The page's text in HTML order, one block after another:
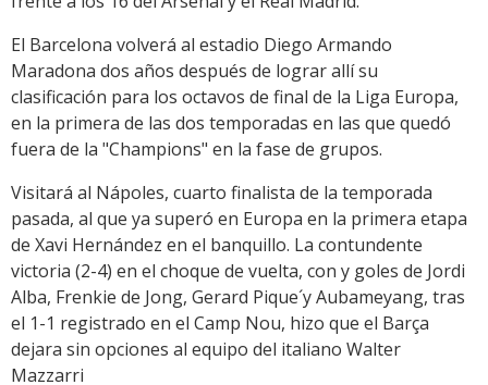
El Barcelona volverá al estadio Diego Armando
Maradona dos años después de lograr allí su
clasificación para los octavos de final de la Liga Europa,
en la primera de las dos temporadas en las que quedó
fuera de la "Champions" en la fase de grupos.
Visitará al Nápoles, cuarto finalista de la temporada
pasada, al que ya superó en Europa en la primera etapa
de Xavi Hernández en el banquillo. La contundente
victoria (2-4) en el choque de vuelta, con y goles de Jordi
Alba, Frenkie de Jong, Gerard Pique´y Aubameyang, tras
el 1-1 registrado en el Camp Nou, hizo que el Barça
dejara sin opciones al equipo del italiano Walter
Mazzarri